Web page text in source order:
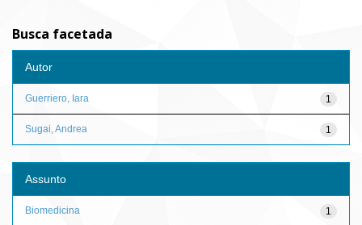
Busca facetada
Autor
1
Guerriero, Iara
1
Sugai, Andrea
Assunto
1
Biomedicina